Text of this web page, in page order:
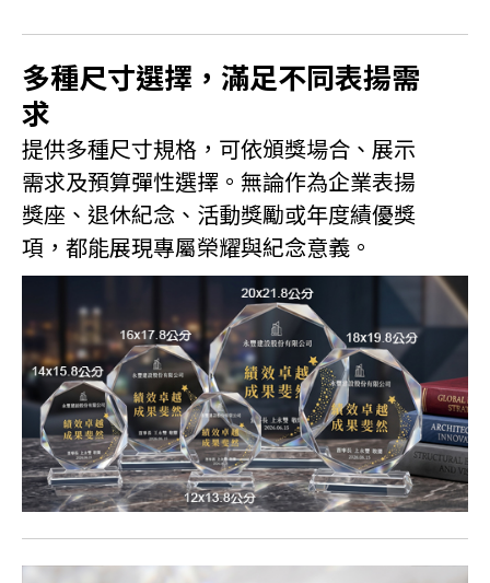
多種尺寸選擇，滿足不同表揚需
求
提供多種尺寸規格，可依頒獎場合、展示
需求及預算彈性選擇。無論作為企業表揚
獎座、退休紀念、活動獎勵或年度績優獎
項，都能展現專屬榮耀與紀念意義。